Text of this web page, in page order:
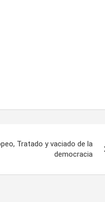
Tratado y vaciado de la
democracia